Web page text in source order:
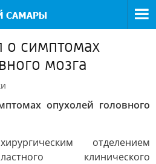
о симптомах
мозга
опухолей головного
отделением
клинического